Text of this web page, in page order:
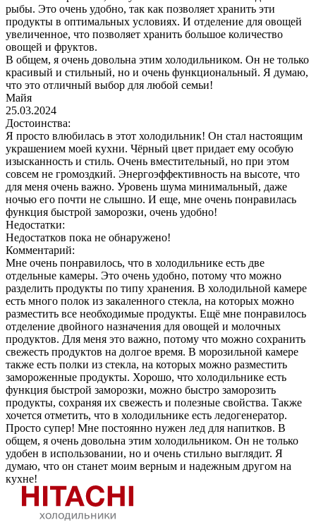
рыбы. Это очень удобно, так как позволяет хранить эти
продукты в оптимальных условиях. И отделение для овощей
увеличенное, что позволяет хранить большое количество
овощей и фруктов.
В общем, я очень довольна этим холодильником. Он не только
красивый и стильный, но и очень функциональный. Я думаю,
что это отличный выбор для любой семьи!
Майя
25.03.2024
Достоинства:
Я просто влюбилась в этот холодильник! Он стал настоящим
украшением моей кухни. Чёрный цвет придает ему особую
изысканность и стиль. Очень вместительный, но при этом
совсем не громоздкий. Энергоэффективность на высоте, что
для меня очень важно. Уровень шума минимальный, даже
ночью его почти не слышно. И еще, мне очень понравилась
функция быстрой заморозки, очень удобно!
Недостатки:
Недостатков пока не обнаружено!
Комментарий:
Мне очень понравилось, что в холодильнике есть две
отдельные камеры. Это очень удобно, потому что можно
разделить продукты по типу хранения. В холодильной камере
есть много полок из закаленного стекла, на которых можно
разместить все необходимые продукты. Ещё мне понравилось
отделение двойного назначения для овощей и молочных
продуктов. Для меня это важно, потому что можно сохранить
свежесть продуктов на долгое время. В морозильной камере
также есть полки из стекла, на которых можно разместить
замороженные продукты. Хорошо, что холодильнике есть
функция быстрой заморозки, можно быстро заморозить
продукты, сохраняя их свежесть и полезные свойства. Также
хочется отметить, что в холодильнике есть ледогенератор.
Просто супер! Мне постоянно нужен лед для напитков. В
общем, я очень довольна этим холодильником. Он не только
удобен в использовании, но и очень стильно выглядит. Я
думаю, что он станет моим верным и надежным другом на
кухне!